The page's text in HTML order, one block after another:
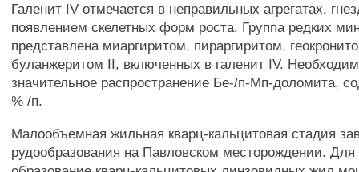
Галенит IV отмечается в неправильных агрегатах,
появлением скелетных форм роста. Группа редких
представлена миаргиритом, пираргиритом,
буланжеритом II, включенных в галенит IV.
значительное распространение Бе-/п-Мп-доломита,
% /п.
Малообъемная жильная кварц-кальцитовая стадия
рудообразования на Павловском месторождении. Для